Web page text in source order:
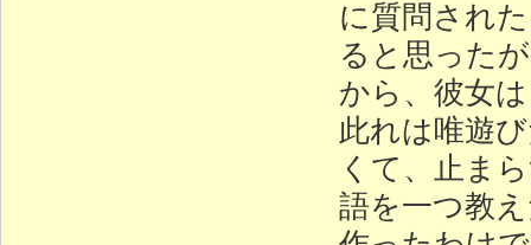
に質問され
ると思った
から、彼女
此れは唯遊
くて、止ま
語を一つ教